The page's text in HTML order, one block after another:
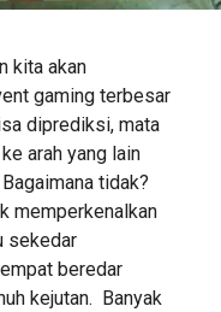
kita akan
gaming terbesar
diprediksi, mata
arah yang lain
tidak?
memperkenalkan
sekedar
beredar
kejutan. Banyak